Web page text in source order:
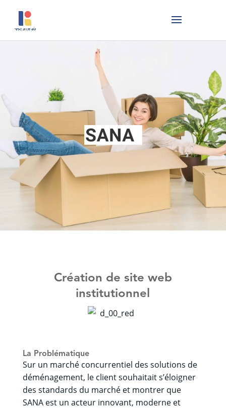
Création de site web
institutionnel
La Problématique
Sur un marché concurrentiel des solutions de
déménagement, le client souhaitait s’éloigner
des standards du marché et montrer que
SANA est un acteur innovant, moderne et